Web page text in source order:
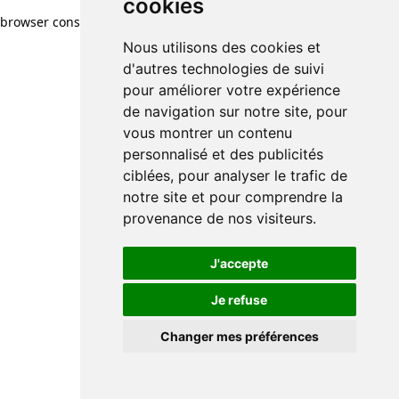
cookies
Nous utilisons des cookies et
d'autres technologies de suivi
pour améliorer votre expérience
de navigation sur notre site, pour
vous montrer un contenu
personnalisé et des publicités
ciblées, pour analyser le trafic de
notre site et pour comprendre la
provenance de nos visiteurs.
J'accepte
Je refuse
Changer mes préférences
browser console for more information)